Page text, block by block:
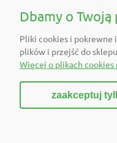
Przechowalnia
Dbamy o
Pliki cookies i pokrewne
plików i przejść do
Więcej o plikach
zaakceptuj